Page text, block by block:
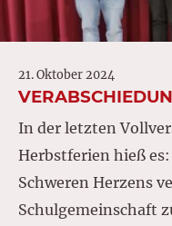
21. Oktober 2024
In der letzten
Herbstferien hieß
Schweren Herzens
Schulgemeinschaft